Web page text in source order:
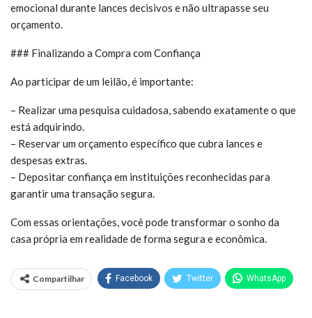
emocional durante lances decisivos e não ultrapasse seu
orçamento.
### Finalizando a Compra com Confiança
Ao participar de um leilão, é importante:
– Realizar uma pesquisa cuidadosa, sabendo exatamente o que
está adquirindo.
– Reservar um orçamento específico que cubra lances e
despesas extras.
– Depositar confiança em instituições reconhecidas para
garantir uma transação segura.
Com essas orientações, você pode transformar o sonho da
casa própria em realidade de forma segura e econômica.
Compartilhar Facebook Twitter WhatsApp